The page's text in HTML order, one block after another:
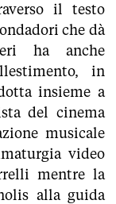
il testo
che dà
ha anche
in
insieme a
del cinema
musicale
video
mentre la
alla guida